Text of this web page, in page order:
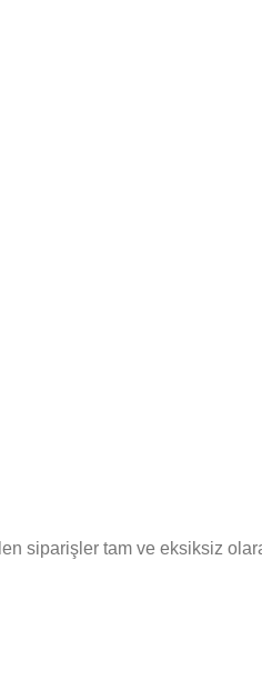
siparişler tam ve eksiksiz